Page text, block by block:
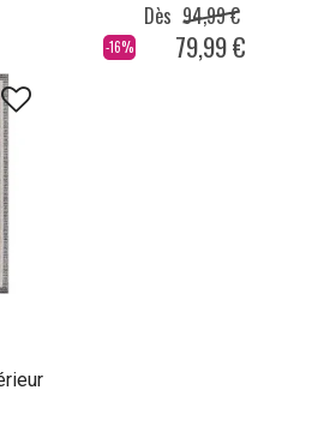
-16%
Dès 94,99 €
79,99 €